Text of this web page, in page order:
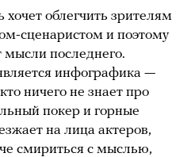
облегчить зрителям
сценаристом и поэтому
мысли последнего.
инфографика —
ничего не знает про
покер и горные
на лица актеров,
смириться с мыслью,